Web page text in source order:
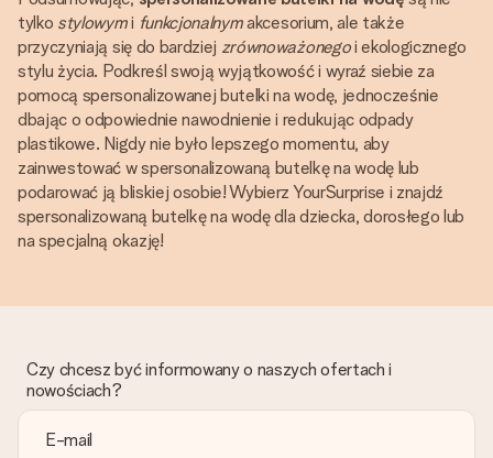
tylko stylowymi funkcjonalnymakcesorium, ale także
przyczyniają się do bardziej zrównoważonegoi ekologicznego
stylu życia. Podkreśl swoją wyjątkowość i wyraź siebie za
pomocą spersonalizowanej butelki na wodę, jednocześnie
dbając o odpowiednie nawodnienie i redukując odpady
plastikowe. Nigdy nie było lepszego momentu, aby
zainwestować w spersonalizowaną butelkę na wodę lub
podarować ją bliskiej osobie! Wybierz YourSurprise i znajdź
spersonalizowaną butelkę na wodę dla dziecka, dorosłego lub
na specjalną okazję!
Czy chcesz być informowany o naszych ofertach i
nowościach?